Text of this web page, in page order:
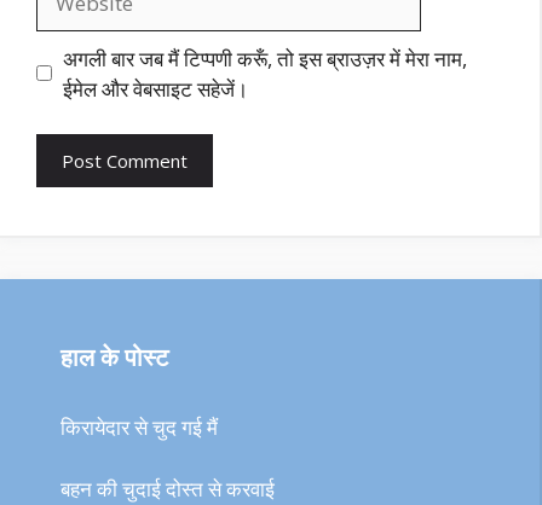
अगली बार जब मैं टिप्पणी करूँ, तो इस ब्राउज़र में मेरा नाम,
ईमेल और वेबसाइट सहेजें।
हाल के पोस्ट
किरायेदार से चुद गई मैं
बहन की चुदाई दोस्त से करवाई